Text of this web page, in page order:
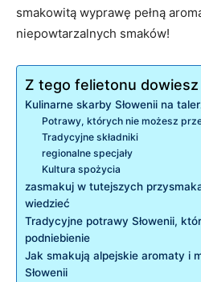
smakowitą wyprawę pełną
niepowtarzalnych smaków!
Z tego felietonu dowiesz
Kulinarne skarby Słowenii na
Potrawy, których nie możesz
Tradycyjne składniki
regionalne specjały
Kultura spożycia
zasmakuj w tutejszych
wiedzieć
Tradycyjne potrawy Słowenii,
podniebienie
Jak smakują alpejskie aromaty i
Słowenii